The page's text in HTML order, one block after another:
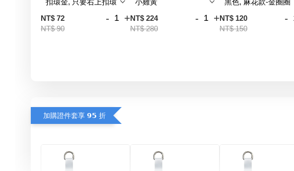
NT$ 72
NT$ 90
- +NT$ 224
NT$ 280
- +NT$ 120
NT$ 150
-
加購證件套享 𝟵𝟱 折